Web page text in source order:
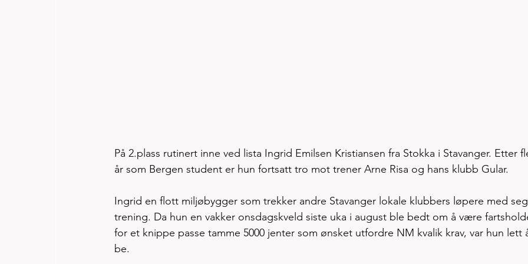
På 2.plass rutinert inne ved lista Ingrid Emilsen Kristiansen fra Stokka i Stavanger. Etter
år som Bergen student er hun fortsatt tro mot trener Arne Risa og hans klubb Gular.
Ingrid en flott miljøbygger som trekker andre Stavanger lokale klubbers løpere med
trening. Da hun en vakker onsdagskveld siste uka i august ble bedt om å være
for et knippe passe tamme 5000 jenter som ønsket utfordre NM kvalik krav, var hun lett
be.